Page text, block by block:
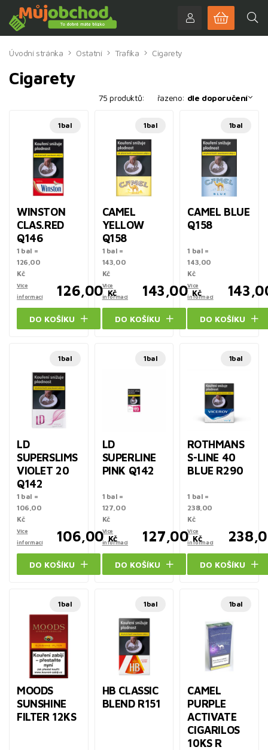
Úvodní stránka Ostatní Trafika Cigarety
Cigarety
75 produktů: řazeno: dle doporučení
1bal
WINSTON
CLAS.RED
Q146
1 bal =
126,00
Kč
Více
informací
126,00 Kč
DO KOŠÍKU
1bal
CAMEL
YELLOW
Q158
1 bal =
143,00
Kč
Více
informací
143,00 Kč
DO KOŠÍKU
1bal
CAMEL BLUE
Q158
1 bal =
143,00
Kč
Více
informací
DO KOŠÍKU
1bal
LD
SUPERSLIMS
VIOLET 20
Q142
1 bal =
106,00
Kč
Více
informací
106,00 Kč
DO KOŠÍKU
1bal
LD
SUPERLINE
PINK Q142
1 bal =
127,00
Kč
Více
informací
127,00 Kč
DO KOŠÍKU
1bal
ROTHMANS
S-LINE 40
BLUE R290
1 bal =
238,00
Kč
Více
informací
DO KOŠÍKU
1bal
MOODS
SUNSHINE
FILTER 12KS
1bal
HB CLASSIC
BLEND R151
1bal
CAMEL
PURPLE
ACTIVATE
CIGARILOS
10KS R